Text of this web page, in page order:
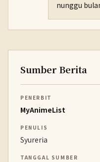
nunggu
Sumber Berita
PENERBIT
MyAnimeList
PENULIS
Syureria
TANGGAL SUMBER